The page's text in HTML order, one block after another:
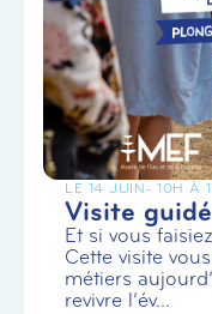
LE 14 JUIN- 10H À
Visite
Et si vous
Cette visite
métiers
revivre l’év...